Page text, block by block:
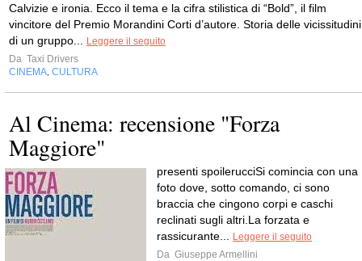
Calvizie e ironia. Ecco il tema e la cifra stilistica di “Bold”, il film
vincitore del Premio Morandini Corti d’autore. Storia delle vicissitudini
di un gruppo...
Leggere il seguito
Da Taxi Drivers
CINEMA CULTURA
Al Cinema: recensione "Forza
Maggiore"
presenti spoilerucciSi comincia con una
foto dove, sotto comando, ci sono
braccia che cingono corpi e caschi
reclinati sugli altri.La forzata e
rassicurante...
Leggere il seguito
Da Giuseppe Armellini